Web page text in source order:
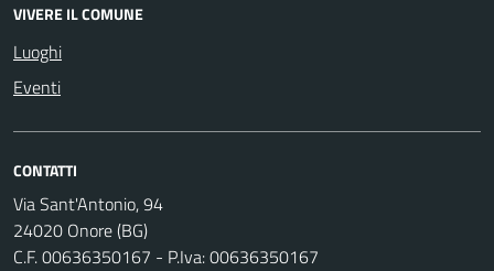
VIVERE IL COMUNE
Luoghi
Eventi
CONTATTI
Via Sant'Antonio, 94
24020 Onore (BG)
C.F. 00636350167 - P.Iva: 00636350167